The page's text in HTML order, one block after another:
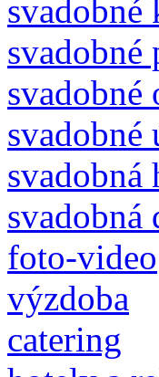
svadobné
svadobné
svadobné
svadobné
svadobná
svadobná
foto-video
výzdoba
catering